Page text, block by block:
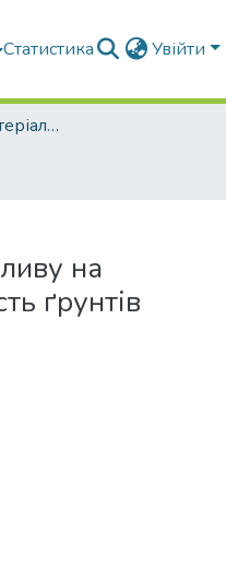
Статистика Увійти
Конференції та матеріали конференцій
на
ґрунтів